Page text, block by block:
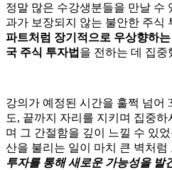
정말 많은 수강생분들을 만날 수
과가 보장되지 않는 불안한 주식
파트처럼 장기적으로 우상향하
국 주식 투자법 을 전하는 데 집중
강의가 예정된 시간을 훌쩍 넘어
도, 끝까지 자리를 지키며 집중
며 그 간절함을 깊이 느낄 수 있
산을 불리는 일이 마치 큰 벽처럼
투자를 통해 새로운 가능성을 발